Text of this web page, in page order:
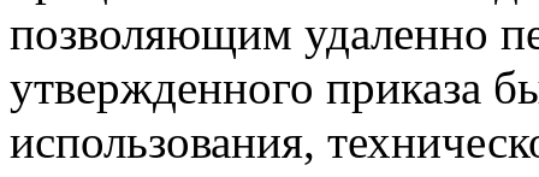
позволяющим удаленно
утвержденного приказа
использования,